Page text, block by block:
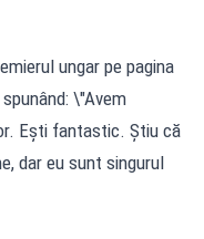
ungar pe pagina
\"Avem
Eşti fantastic. Ştiu că
dar eu sunt singurul